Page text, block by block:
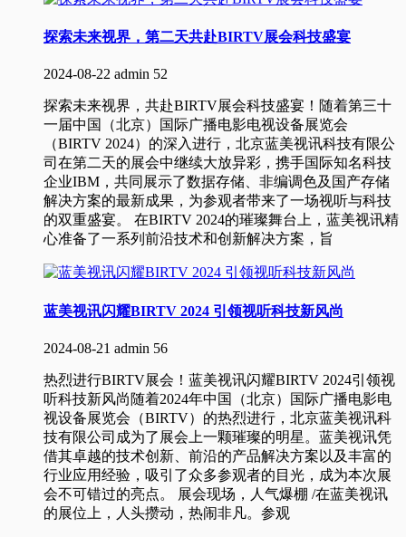
探索未来视界，第二天共赴BIRTV展会科技盛宴
2024-08-22 admin 52
探索未来视界，共赴BIRTV展会科技盛宴！随着第三十
一届中国（北京）国际广播电影电视设备展览会
（BIRTV 2024）的深入进行，北京蓝美视讯科技有限公
司在第二天的展会中继续大放异彩，携手国际知名科技
企业IBM，共同展示了数据存储、非编调色及国产存储
解决方案的最新成果，为参观者带来了一场视听与科技
的双重盛宴。 在BIRTV 2024的璀璨舞台上，蓝美视讯精
心准备了一系列前沿技术和创新解决方案，旨
蓝美视讯闪耀BIRTV 2024 引领视听科技新风尚
2024-08-21 admin 56
热烈进行BIRTV展会！蓝美视讯闪耀BIRTV 2024引领视
听科技新风尚随着2024年中国（北京）国际广播电影电
视设备展览会（BIRTV）的热烈进行，北京蓝美视讯科
技有限公司成为了展会上一颗璀璨的明星。蓝美视讯凭
借其卓越的技术创新、前沿的产品解决方案以及丰富的
行业应用经验，吸引了众多参观者的目光，成为本次展
会不可错过的亮点。 展会现场，人气爆棚 /在蓝美视讯
的展位上，人头攒动，热闹非凡。参观